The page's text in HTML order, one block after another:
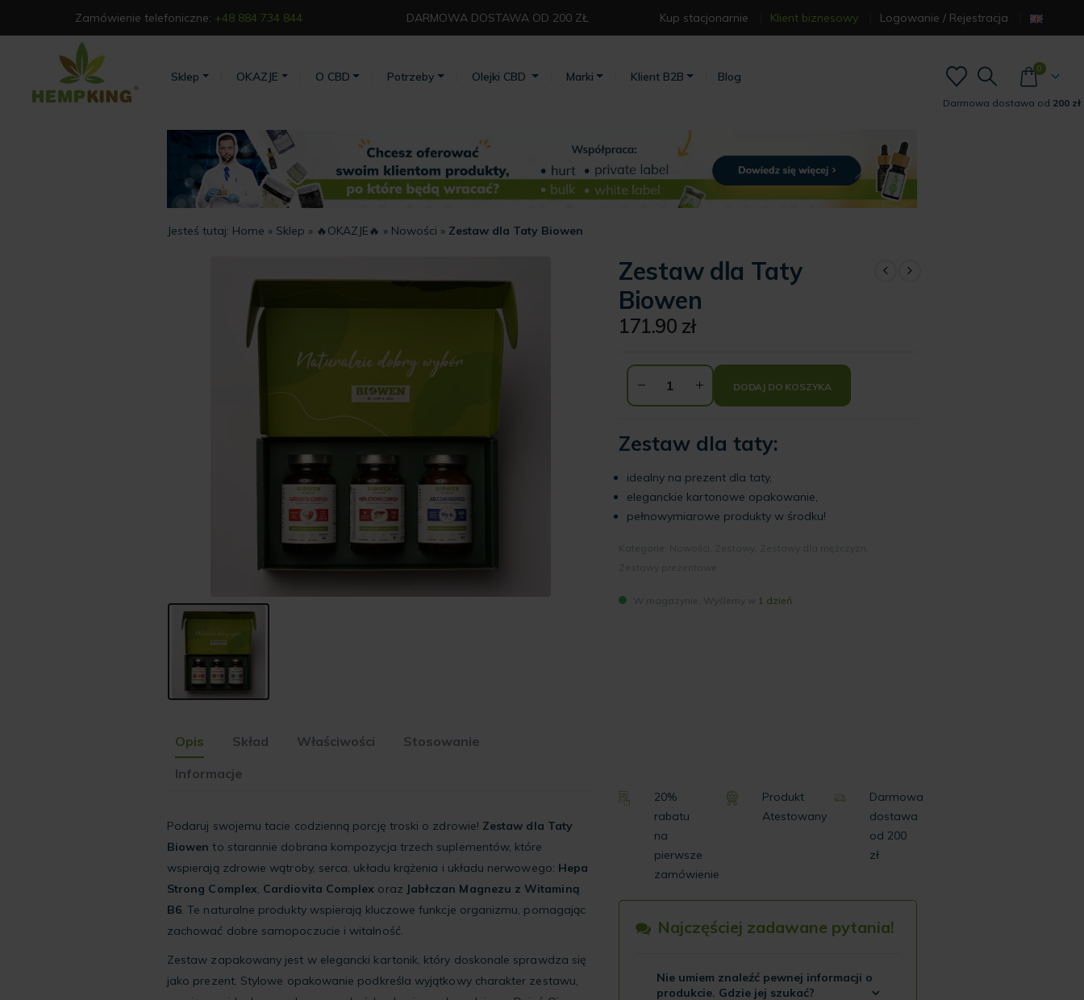
Zamówienie telefoniczne: +48 884 734 844 DARMOWA DOSTAWA OD 200 ZŁ⁣ Kup stacjonarnie Klient biznesowy Logowanie / Rejestracja
Sklep OKAZJE O CBD Potrzeby Olejki CBD Marki Klient B2B Blog
0
Darmowa dostawa od 200 zł
Jesteś tutaj: Home » Sklep » 🔥OKAZJE🔥 » Nowości » Zestaw dla Taty Biowen
Zestaw dla Taty
Biowen
171.90 zł
DODAJ DO KOSZYKA
Zestaw dla taty:
idealny na prezent dla taty,
eleganckie kartonowe opakowanie,
pełnowymiarowe produkty w środku!
1 dzień
Opis Skład Właściwości
Stosowanie
Informacje
Podaruj swojemu tacie codzienną porcję troski o zdrowie! Zestaw dla Taty
Biowen to starannie dobrana kompozycja trzech suplementów, które
wspierają zdrowie wątroby, serca, układu krążenia i układu nerwowego: Hepa
Strong Complex, Cardiovita Complex oraz Jabłczan Magnezu z Witaminą
B6. Te naturalne produkty wspierają kluczowe funkcje organizmu, pomagając
zachować dobre samopoczucie i witalność.
Zestaw zapakowany jest w elegancki kartonik, który doskonale sprawdza się
jako prezent. Stylowe opakowanie podkreśla wyjątkowy charakter zestawu,
20%
rabatu
na
pierwsze
zamówienie
Produkt
Atestowany
Darmowa
dostawa
od 200
zł
Najczęściej zadawane pytania!
Nie umiem znaleźć pewnej informacji o
produkcie. Gdzie jej szukać?